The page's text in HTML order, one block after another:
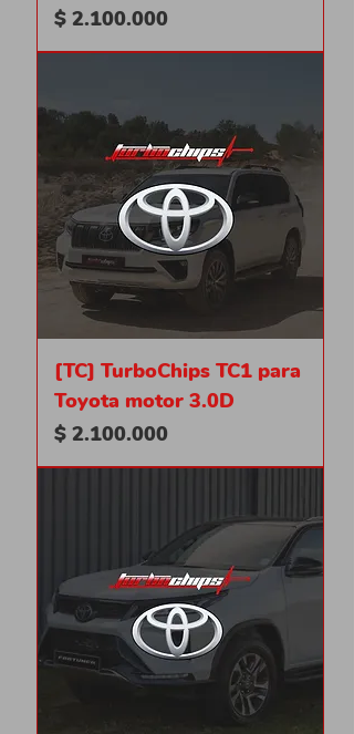
Precio
$ 2.100.000
[TC] TurboChips TC1 para
Toyota motor 3.0D
Precio
$ 2.100.000